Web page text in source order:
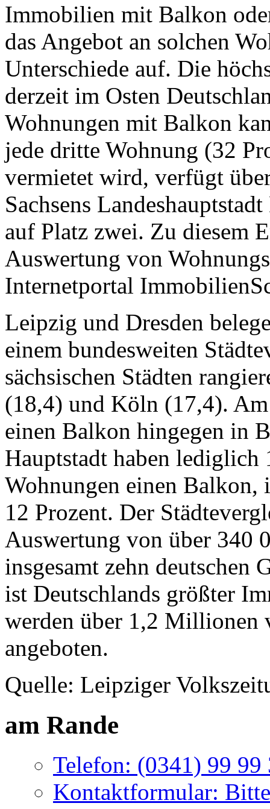
Immobilien mit Balkon
das Angebot an solchen
Unterschiede auf. Die
derzeit im Osten
Wohnungen mit Balkon
jede dritte Wohnung (32
vermietet wird, verfügt
Sachsens
auf Platz zwei. Zu diesem
Auswertung von
Internetportal
Leipzig und Dresden
einem bundesweiten
sächsischen Städten
(18,4) und Köln (17,4).
einen Balkon hingegen in
Hauptstadt haben lediglich
Wohnungen einen Balkon,
12 Prozent. Der
Auswertung von über 340
insgesamt zehn deutschen
ist Deutschlands größter
werden über 1,2 Millionen
angeboten.
Quelle: Leipziger
am Rande
Telefon: (0341) 99 99
Kontaktformular: